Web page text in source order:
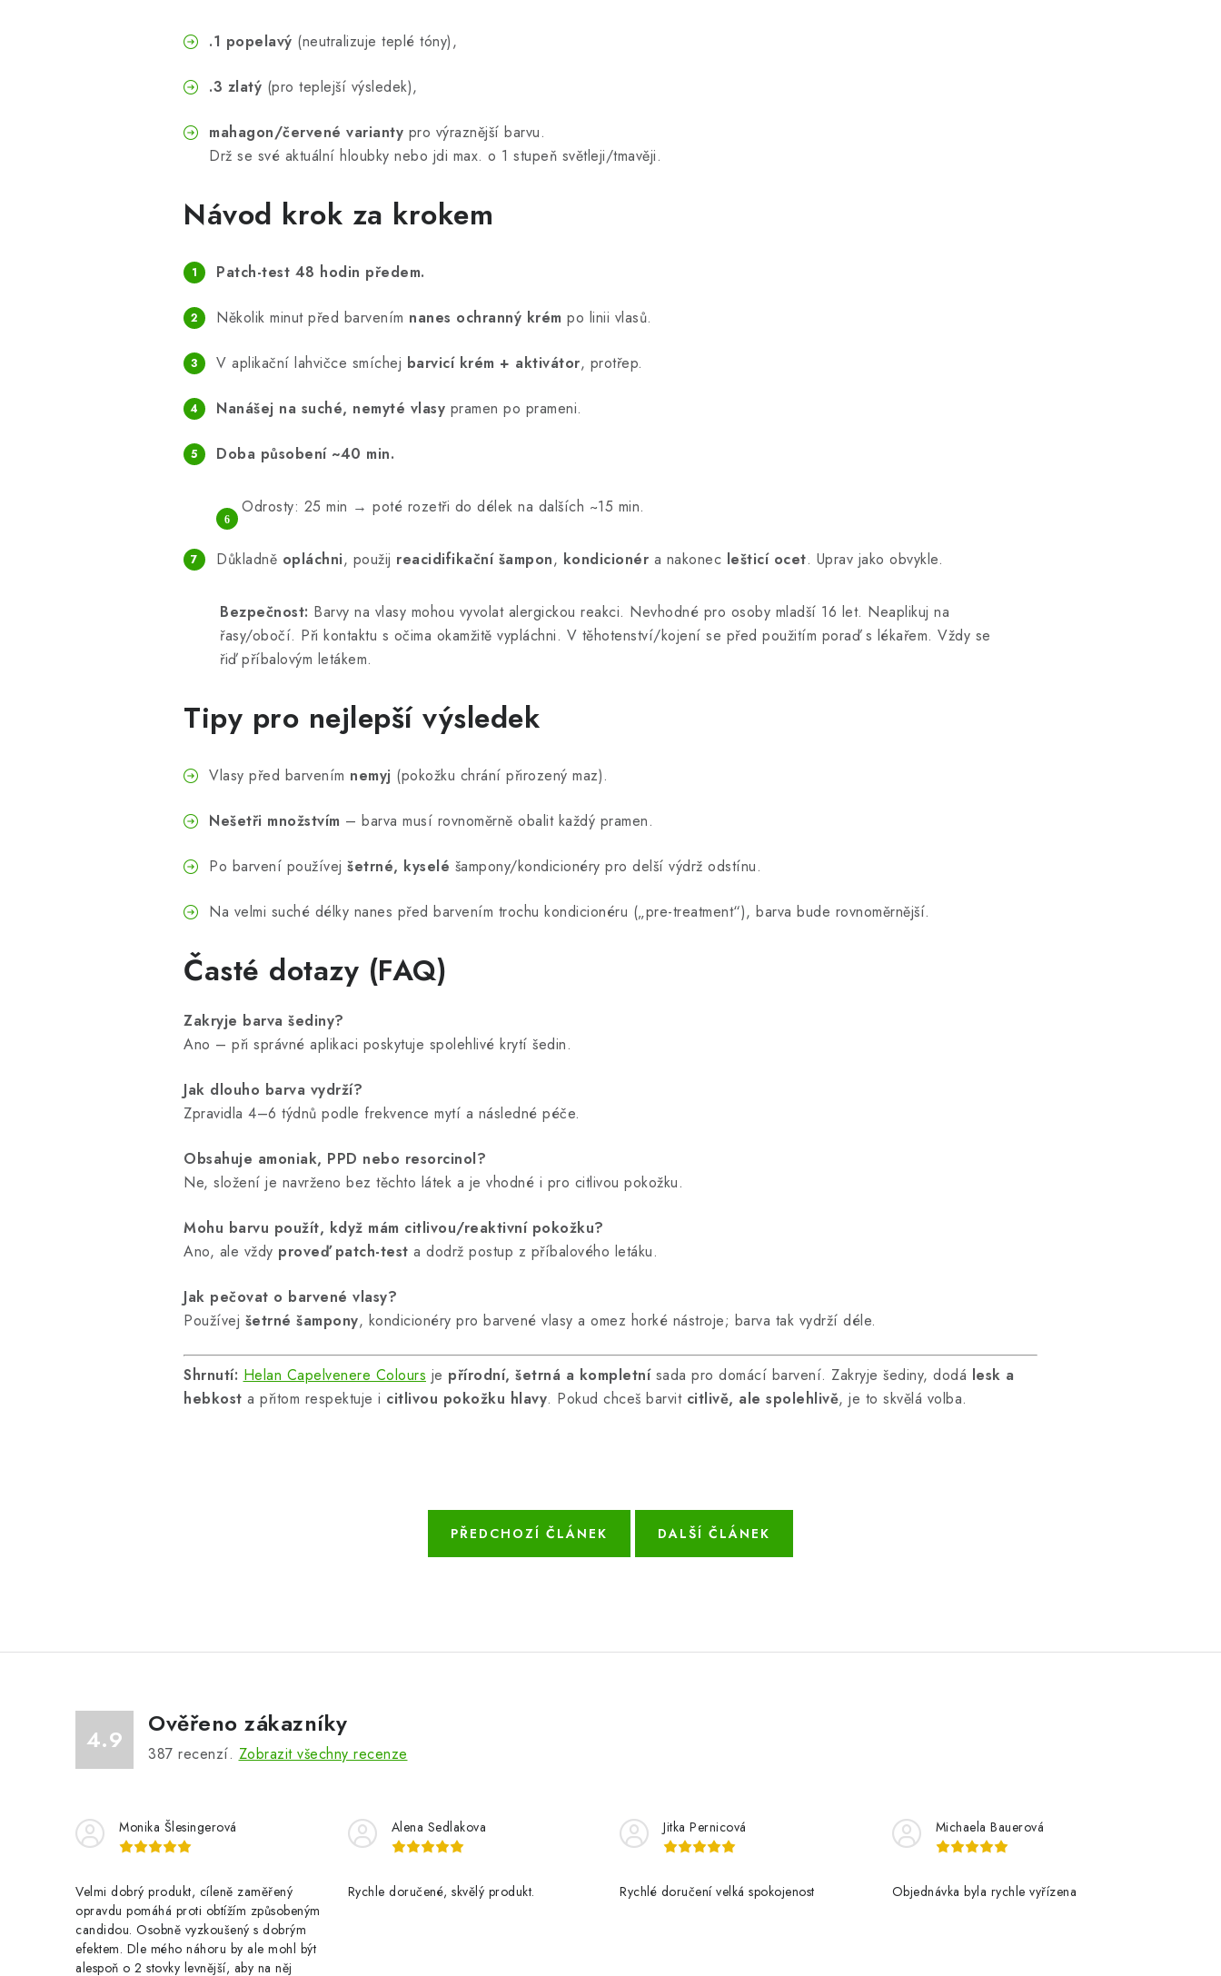
.1 popelavý (neutralizuje teplé tóny),
.3 zlatý (pro teplejší výsledek),
mahagon/červené varianty pro výraznější barvu.
Drž se své aktuální hloubky nebo jdi max. o 1 stupeň světleji/tmavěji.
Návod krok za krokem
Patch-test 48 hodin předem.
Několik minut před barvením nanes ochranný krém po linii vlasů.
V aplikační lahvičce smíchej barvicí krém + aktivátor, protřep.
Nanášej na suché, nemyté vlasy pramen po prameni.
Doba působení ~40 min.
Odrosty: 25 min → poté rozetři do délek na dalších ~15 min.
Důkladně opláchni, použij reacidifikační šampon, kondicionér a nakonec lešticí ocet. Uprav jako obvykle.
Bezpečnost: Barvy na vlasy mohou vyvolat alergickou reakci. Nevhodné pro osoby mladší 16 let. Neaplikuj na
řasy/obočí. Při kontaktu s očima okamžitě vypláchni. V těhotenství/kojení se před použitím poraď s lékařem. Vždy se
řiď příbalovým letákem.
Tipy pro nejlepší výsledek
Vlasy před barvením nemyj (pokožku chrání přirozený maz).
Nešetři množstvím – barva musí rovnoměrně obalit každý pramen.
Po barvení používej šetrné, kyselé šampony/kondicionéry pro delší výdrž odstínu.
Na velmi suché délky nanes před barvením trochu kondicionéru („pre-treatment“), barva bude rovnoměrnější.
Časté dotazy (FAQ)
Zakryje barva šediny?
Ano – při správné aplikaci poskytuje spolehlivé krytí šedin.
Jak dlouho barva vydrží?
Zpravidla 4–6 týdnů podle frekvence mytí a následné péče.
Obsahuje amoniak, PPD nebo resorcinol?
Ne, složení je navrženo bez těchto látek a je vhodné i pro citlivou pokožku.
Mohu barvu použít, když mám citlivou/reaktivní pokožku?
Ano, ale vždy proveď patch-test a dodrž postup z příbalového letáku.
Jak pečovat o barvené vlasy?
Používej šetrné šampony, kondicionéry pro barvené vlasy a omez horké nástroje; barva tak vydrží déle.
Shrnutí: Helan Capelvenere Colours je přírodní, šetrná a kompletnísada pro domácí barvení. Zakryje šediny, dodá lesk a
hebkost a přitom respektuje i citlivou pokožku hlavy. Pokud chceš barvit citlivě, ale spolehlivě, je to skvělá volba.
PŘEDCHOZÍ ČLÁNEK DALŠÍ ČLÁNEK
4.9
Ověřeno zákazníky
387 recenzí. Zobrazit všechny recenze
Monika Šlesingerová
Velmi dobrý produkt, cíleně zaměřený
opravdu pomáhá proti obtížím způsobeným
candidou. Osobně vyzkoušený s dobrým
efektem. Dle mého náhoru by ale mohl být
alespoň o 2 stovky levnější, aby na něj
Alena Sedlakova
Rychle doručené, skvělý produkt.
Jitka Pernicová
Rychlé doručení velká spokojenost
Michaela Bauerová
Objednávka byla rychle vyřízena